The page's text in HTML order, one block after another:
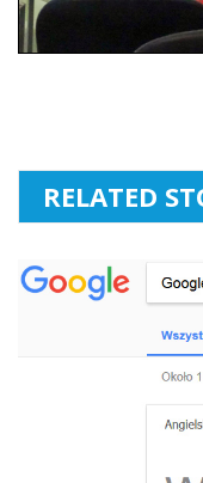
RELATED